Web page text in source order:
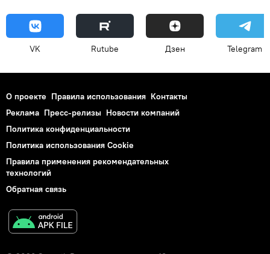
VK Rutube Дзен Telegram
О проекте Правила использования Контакты
Реклама Пресс-релизы Новости компаний
Политика конфиденциальности
Политика использования Cookie
Правила применения рекомендательных
технологий
Обратная связь